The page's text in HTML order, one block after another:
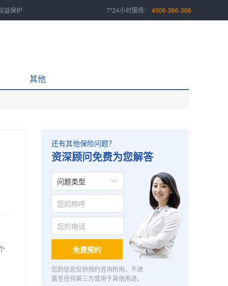
益保护 7*24小时服务： 4006-366-366
其他
还有其他保险问题？
资深顾问免费为您解答
问题类型
免费预约
您的信息仅供预约咨询所用，不泄
露至任何第三方或用于其他用途。